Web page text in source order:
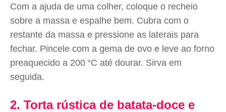
Com a ajuda de uma colher, coloque o recheio
sobre a massa e espalhe bem. Cubra com o
restante da massa e pressione as laterais para
fechar. Pincele com a gema de ovo e leve ao forno
preaquecido a 200 °C até dourar. Sirva em
seguida.
2. Torta rústica de batata-doce e